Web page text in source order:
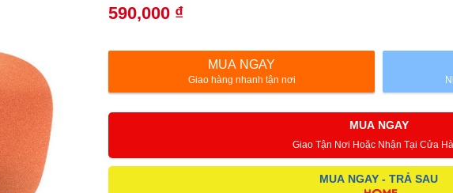
590,000 ₫
MUA NGAY
Giao hàng nhanh tận nơi
MUA NGAY
Giao Tận Nơi Hoặc Nhận Tại Cửa
MUA NGAY - TRẢ SAU